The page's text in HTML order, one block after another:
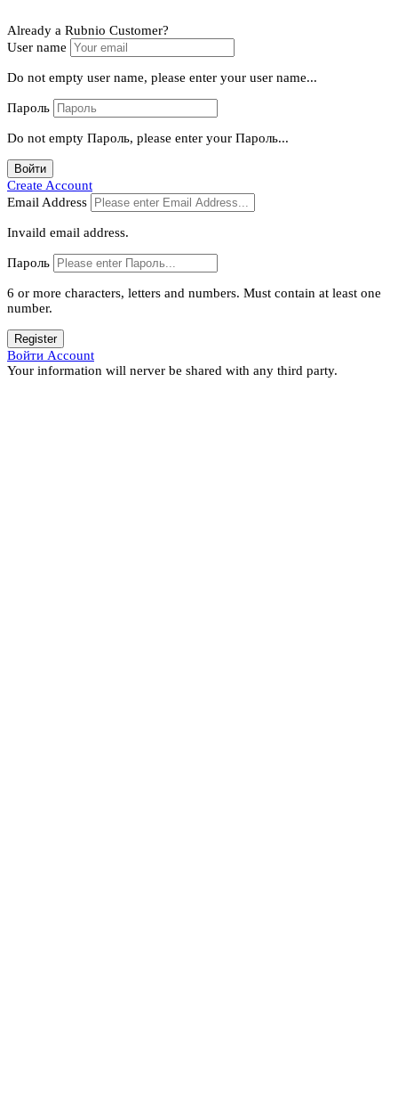
Already a Rubnio Customer?
User name
Do not empty user name, please enter your user name...
Пароль
Do not empty Пароль, please enter your Пароль...
Войти
Create Account
Email Address
Invaild email address.
Пароль
6 or more characters, letters and numbers. Must contain at least one
number.
Register
Войти Account
Your information will nerver be shared with any third party.